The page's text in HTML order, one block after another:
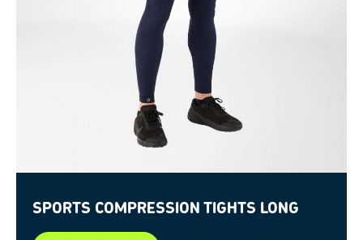
Sports Compression Tights Long